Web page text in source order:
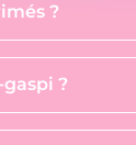
?
?